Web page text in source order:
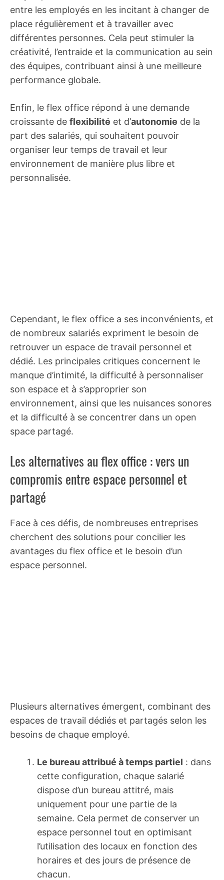
entre les employés en les incitant à changer de
place régulièrement et à travailler avec
différentes personnes. Cela peut stimuler la
créativité, l’entraide et la communication au sein
des équipes, contribuant ainsi à une meilleure
performance globale.
Enfin, le flex office répond à une demande
croissante de flexibilité et d’autonomie de la
part des salariés, qui souhaitent pouvoir
organiser leur temps de travail et leur
environnement de manière plus libre et
personnalisée.
Cependant, le flex office a ses inconvénients, et
de nombreux salariés expriment le besoin de
retrouver un espace de travail personnel et
dédié. Les principales critiques concernent le
manque d’intimité, la difficulté à personnaliser
son espace et à s’approprier son
environnement, ainsi que les nuisances sonores
et la difficulté à se concentrer dans un open
space partagé.
Les alternatives au flex office : vers un
compromis entre espace personnel et
partagé
Face à ces défis, de nombreuses entreprises
cherchent des solutions pour concilier les
avantages du flex office et le besoin d’un
espace personnel.
Plusieurs alternatives émergent, combinant des
espaces de travail dédiés et partagés selon les
besoins de chaque employé.
Le bureau attribué à temps partiel : dans
cette configuration, chaque salarié
dispose d’un bureau attitré, mais
uniquement pour une partie de la
semaine. Cela permet de conserver un
espace personnel tout en optimisant
l’utilisation des locaux en fonction des
horaires et des jours de présence de
chacun.